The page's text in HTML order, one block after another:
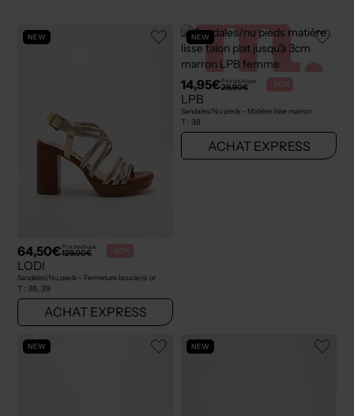
NEW
64,50€Prix boutique :
129,00€ -50%
LODI
Sandales/Nu pieds - Fermeture boucle(s) or
T : 36, 39
ACHAT EXPRESS
NEW
14,95€Prix boutique :
29,90€ -50%
LPB
Sandales/Nu pieds - Matière lisse marron
T : 38
ACHAT EXPRESS
NEW NEW